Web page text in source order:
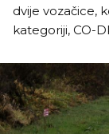
dvije vozačice,
kategoriji, CO-